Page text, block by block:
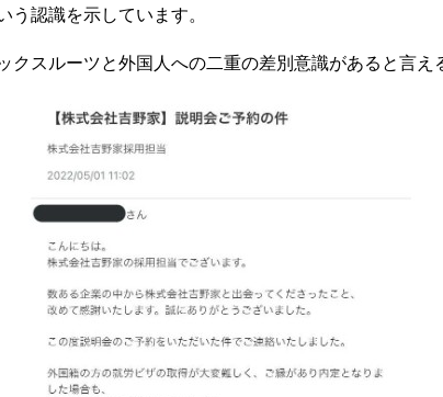
認識を示しています。
クスルーツと外国人への二重の差別意識があると言え